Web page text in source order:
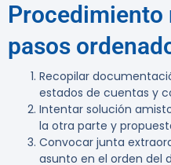
Procedimiento
pasos
Recopilar
estados de cuentas y
Intentar solución
la otra parte y
Convocar junta
asunto en el orden del